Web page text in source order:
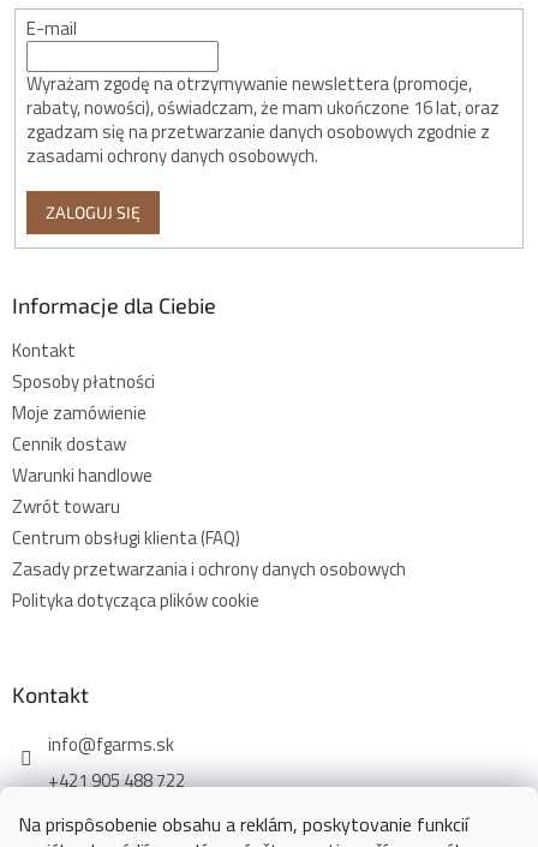
Na prispôsobenie obsahu a reklám, poskytovanie funkcií
E-mail
Wyrażam zgodę na otrzymywanie newslettera (promocje,
rabaty, nowości), oświadczam, że mam ukończone 16 lat, oraz
zgadzam się na przetwarzanie danych osobowych zgodnie z
zasadami ochrony danych osobowych.
ZALOGUJ SIĘ
Informacje dla Ciebie
Kontakt
Sposoby płatności
Moje zamówienie
Cennik dostaw
Warunki handlowe
Zwrót towaru
Centrum obsługi klienta (FAQ)
Zasady przetwarzania i ochrony danych osobowych
Polityka dotycząca plików cookie
Kontakt
info@fgarms.sk
+421 905 488 722